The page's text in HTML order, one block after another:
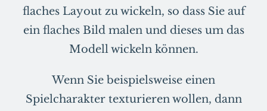
flaches Layout zu wickeln, so dass Sie auf
ein flaches Bild malen und dieses um das
Modell wickeln können.
Wenn Sie beispielsweise einen
Spielcharakter texturieren wollen, dann